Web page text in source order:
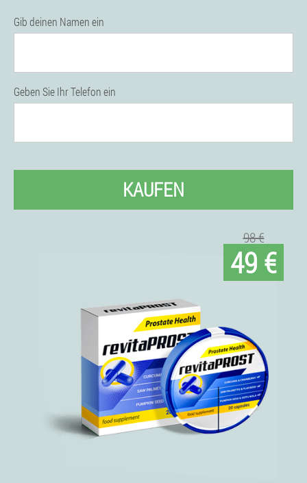
Gib deinen Namen ein
Geben Sie Ihr Telefon ein
KAUFEN
98 €
49 €